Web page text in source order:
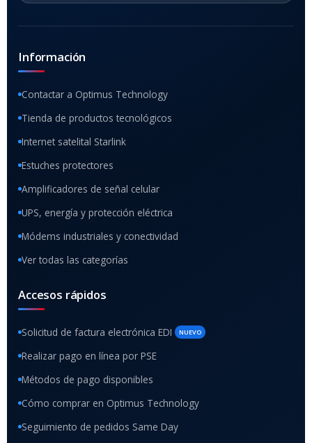
Información
Contactar a Optimus Technology
Tienda de productos tecnológicos
Internet satelital Starlink
Estuches protectores
Amplificadores de señal celular
UPS, energía y protección eléctrica
Módems industriales y conectividad
Ver todas las categorías
Accesos rápidos
Solicitud de factura electrónica EDI NUEVO
Realizar pago en línea por PSE
Métodos de pago disponibles
Cómo comprar en Optimus Technology
Seguimiento de pedidos Same Day